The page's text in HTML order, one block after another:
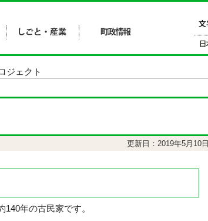
ジェクト
更新日：2019年5月10日
年の古民家です。